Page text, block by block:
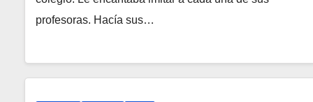
profesoras. Hacía sus…